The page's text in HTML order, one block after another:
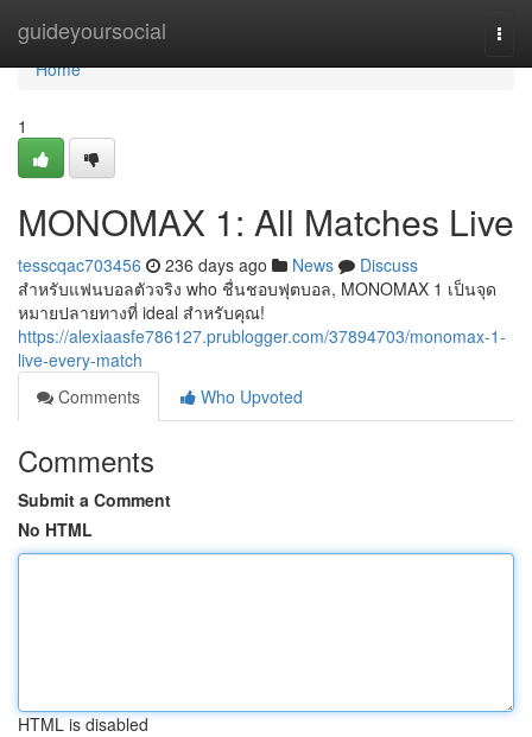
guideyoursocial
Home
Home
1
MONOMAX 1: All Matches Live
tesscqac703456 236 days ago News
Discuss
สำหรับแฟนบอลตัวจริง who ชื่นชอบฟุตบอล, MONOMAX 1 เป็นจุด
หมายปลายทางที่ ideal สำหรับคุณ!
https://alexiaasfe786127.prublogger.com/37894703/monomax-1-
live-every-match
Comments
Who Upvoted
Comments
Submit a Comment
No HTML
HTML is disabled